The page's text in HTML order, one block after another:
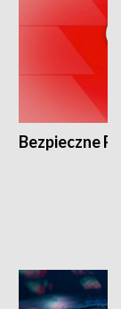
Bezpieczne